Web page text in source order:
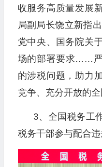
收服务高质量发展
局副局长饶立新指
党中央、国务院关
场的部署要求……严
的涉税问题，助力
竞争、充分开放的全
3、全国税务工
税务干部参与配合